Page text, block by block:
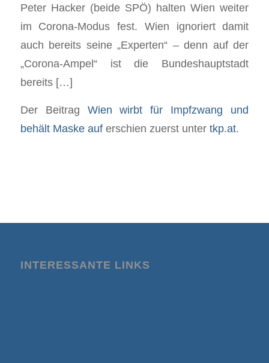
Peter Hacker (beide SPÖ) halten Wien weiter
im Corona-Modus fest. Wien ignoriert damit
auch bereits seine „Experten“ – denn auf der
„Corona-Ampel“ ist die Bundeshauptstadt
bereits […]
Der Beitrag Wien wirbt für Impfzwang und
behält Maske auferschien zuerst unter tkp.at.
INTERESSANTE LINKS